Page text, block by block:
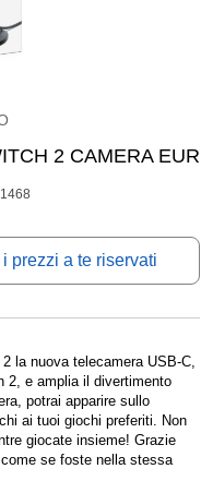
2 CAMERA EUR
prezzi a te riservati
la nuova telecamera USB-C,
2, e amplia il divertimento
potrai apparire sullo
ai tuoi giochi preferiti. Non
giocate insieme! Grazie
se foste nella stessa